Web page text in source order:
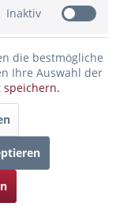
mehr
Inaktiv
die bestmögliche
Ihre Auswahl der
speichern.